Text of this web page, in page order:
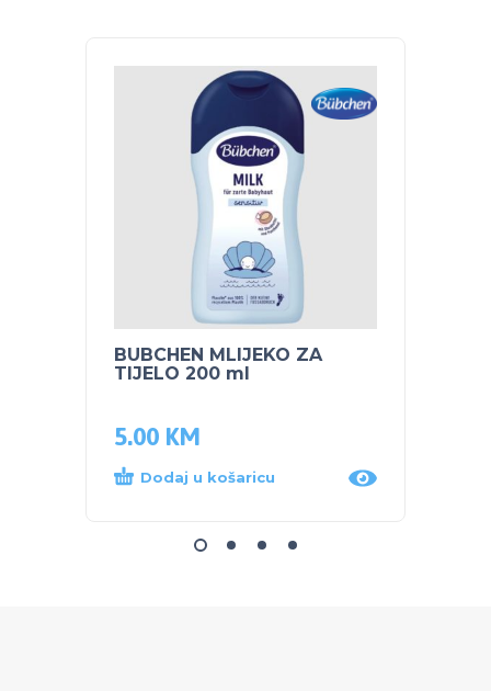
BUBCHEN MLIJEKO ZA
TIJELO 200 ml
5.00 KM
Dodaj u košaricu